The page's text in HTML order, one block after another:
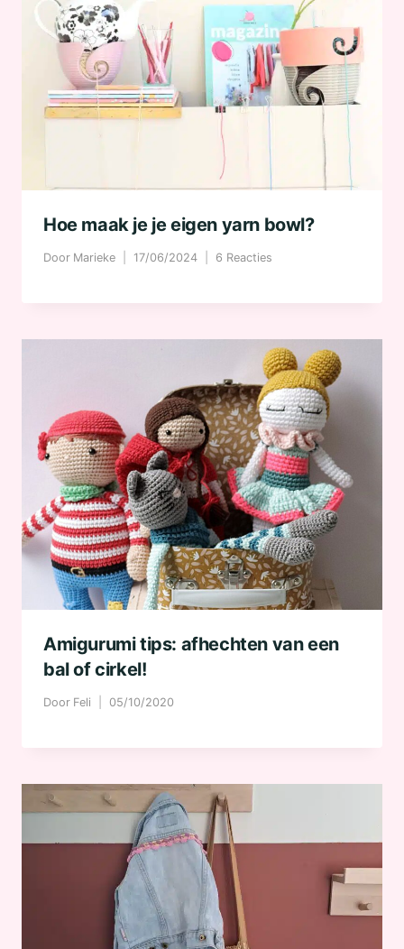
Hoe maak je je eigen yarn bowl?
Door Marieke 17/06/2024 6 Reacties
Amigurumi tips: afhechten van een
bal of cirkel!
Door Feli 05/10/2020